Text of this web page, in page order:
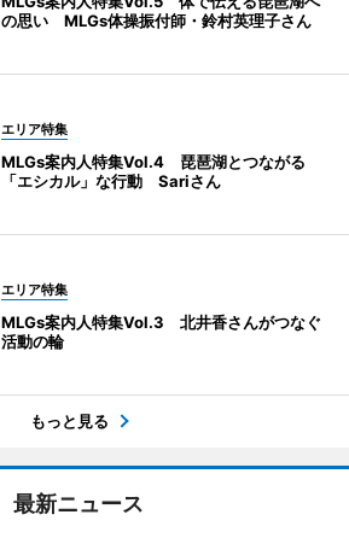
の思い MLGs体操振付師・鈴村英理子さん
エリア特集
MLGs案内人特集Vol.4 琵琶湖とつながる
「エシカル」な行動 Sariさん
エリア特集
MLGs案内人特集Vol.3 北井香さんがつなぐ
活動の輪
もっと見る
最新ニュース